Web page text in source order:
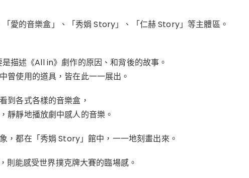
愛的音樂盒」、「秀娟 Story」、「仁赫 Story」等主體區。
描述《All in》劇作的原因、和背後的故事。
曾使用的道具，皆在此一一展出。
到各式各樣的音樂盒，
靜靜地播放劇中感人的音樂。
，都在「秀娟 Story」館中，一一地刻畫出來。
能感受世界撲克牌大賽的臨場感。